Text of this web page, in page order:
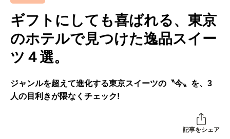
ギフトにしても喜ばれる、東京
のホテルで見つけた逸品スイー
ツ４選。
ジャンルを超えて進化する東京スイーツの〝今〟を、3
人の目利きが隈なくチェック!
記事をシェア